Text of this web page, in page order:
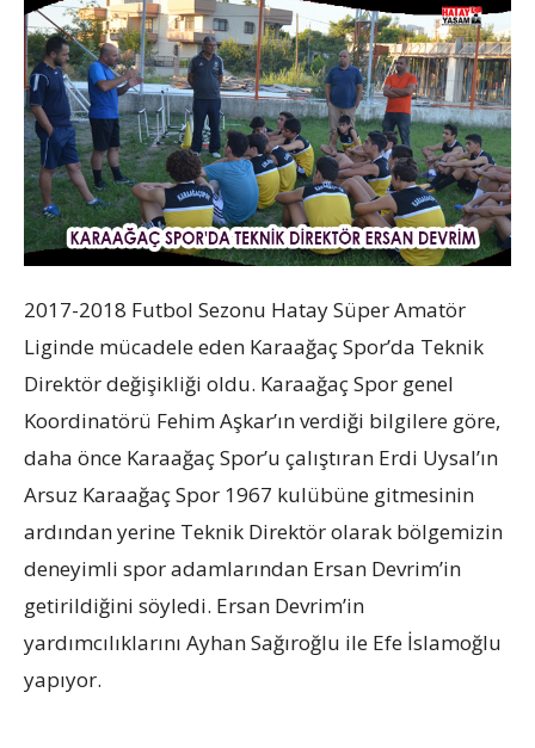
2017-2018 Futbol Sezonu Hatay Süper Amatör
Liginde mücadele eden Karaağaç Spor’da Teknik
Direktör değişikliği oldu. Karaağaç Spor genel
Koordinatörü Fehim Aşkar’ın verdiği bilgilere göre,
daha önce Karaağaç Spor’u çalıştıran Erdi Uysal’ın
Arsuz Karaağaç Spor 1967 kulübüne gitmesinin
ardından yerine Teknik Direktör olarak bölgemizin
deneyimli spor adamlarından Ersan Devrim’in
getirildiğini söyledi. Ersan Devrim’in
yardımcılıklarını Ayhan Sağıroğlu ile Efe İslamoğlu
yapıyor.